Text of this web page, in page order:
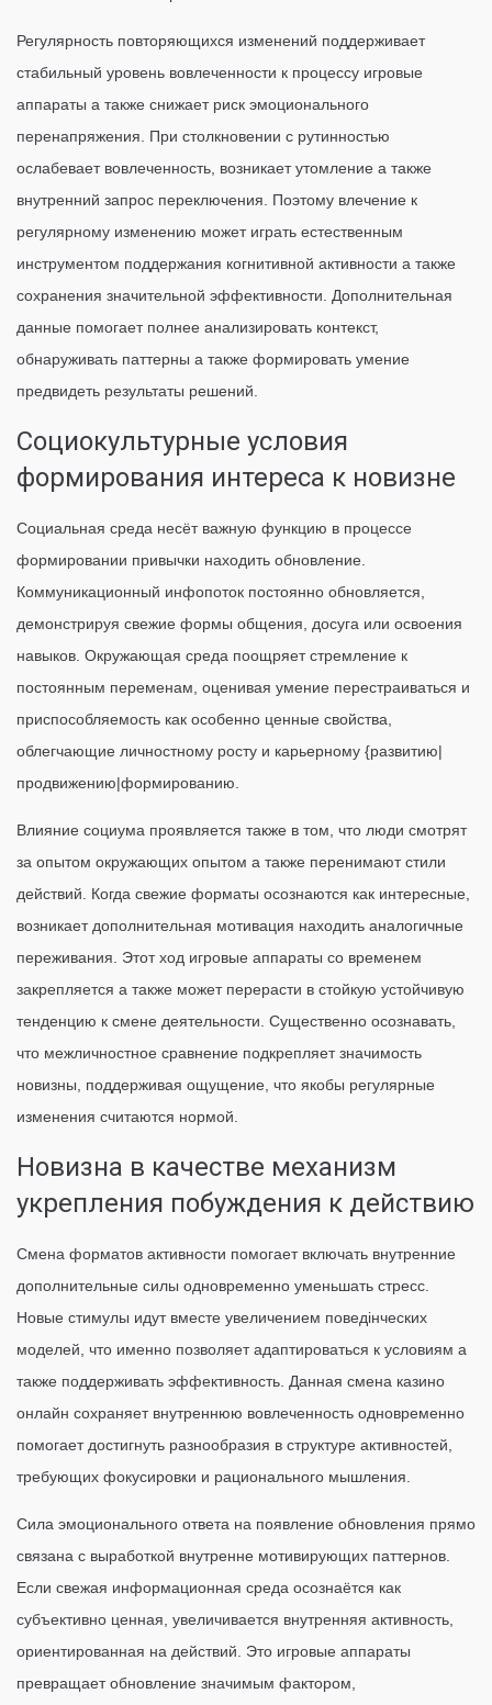
Регулярность повторяющихся изменений поддерживает
стабильный уровень вовлеченности к процессу игровые
аппараты а также снижает риск эмоционального
перенапряжения. При столкновении с рутинностью
ослабевает вовлеченность, возникает утомление а также
внутренний запрос переключения. Поэтому влечение к
регулярному изменению может играть естественным
инструментом поддержания когнитивной активности а также
сохранения значительной эффективности. Дополнительная
данные помогает полнее анализировать контекст,
обнаруживать паттерны а также формировать умение
предвидеть результаты решений.
Социокультурные условия
формирования интереса к новизне
Социальная среда несёт важную функцию в процессе
формировании привычки находить обновление.
Коммуникационный инфопоток постоянно обновляется,
демонстрируя свежие формы общения, досуга или освоения
навыков. Окружающая среда поощряет стремление к
постоянным переменам, оценивая умение перестраиваться и
приспособляемость как особенно ценные свойства,
облегчающие личностному росту и карьерному {развитию|
продвижению|формированию.
Влияние социума проявляется также в том, что люди смотрят
за опытом окружающих опытом а также перенимают стили
действий. Когда свежие форматы осознаются как интересные,
возникает дополнительная мотивация находить аналогичные
переживания. Этот ход игровые аппараты со временем
закрепляется а также может перерасти в стойкую устойчивую
тенденцию к смене деятельности. Существенно осознавать,
что межличностное сравнение подкрепляет значимость
новизны, поддерживая ощущение, что якобы регулярные
изменения считаются нормой.
Новизна в качестве механизм
укрепления побуждения к действию
Смена форматов активности помогает включать внутренние
дополнительные силы одновременно уменьшать стресс.
Новые стимулы идут вместе увеличением поведінческих
моделей, что именно позволяет адаптироваться к условиям а
также поддерживать эффективность. Данная смена казино
онлайн сохраняет внутреннюю вовлеченность одновременно
помогает достигнуть разнообразия в структуре активностей,
требующих фокусировки и рационального мышления.
Сила эмоционального ответа на появление обновления прямо
связана с выработкой внутренне мотивирующих паттернов.
Если свежая информационная среда осознаётся как
субъективно ценная, увеличивается внутренняя активность,
ориентированная на действий. Это игровые аппараты
превращает обновление значимым фактором,